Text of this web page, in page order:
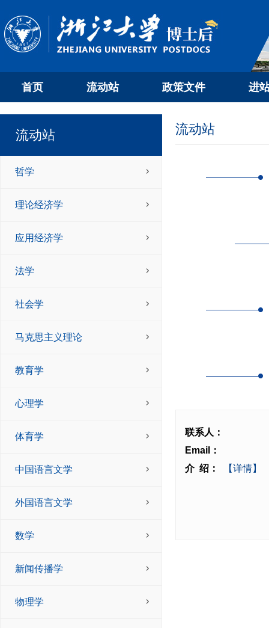
首页 流动站 政策文件 进
流动站
哲学
理论经济学
应用经济学
法学
社会学
马克思主义理论
教育学
心理学
体育学
中国语言文学
外国语言文学
数学
新闻传播学
物理学
流动站
联系人：
Email：
介 绍：
【详情】